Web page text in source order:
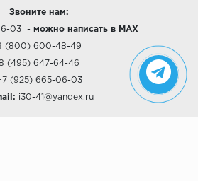
Звоните нам:
03- можно написать в MAX
(800) 600-48-49
(495) 647-64-46
(925) 665-06-03
i30-41@yandex.ru